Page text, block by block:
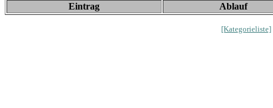
Eintrag Ablauf
[Kategorieliste]